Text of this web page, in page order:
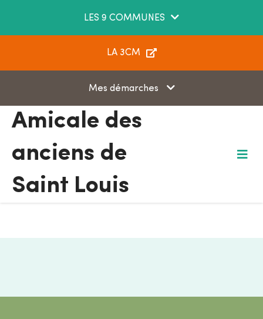
LES 9 COMMUNES
LA 3CM
Mes démarches
Amicale des
anciens de
Saint Louis